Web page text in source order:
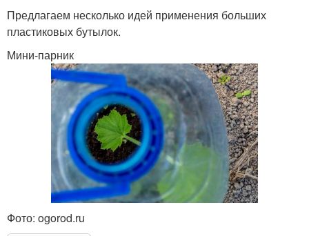
Предлагаем несколько идей применения больших
пластиковых бутылок.
Мини-парник
Фото: ogorod.ru